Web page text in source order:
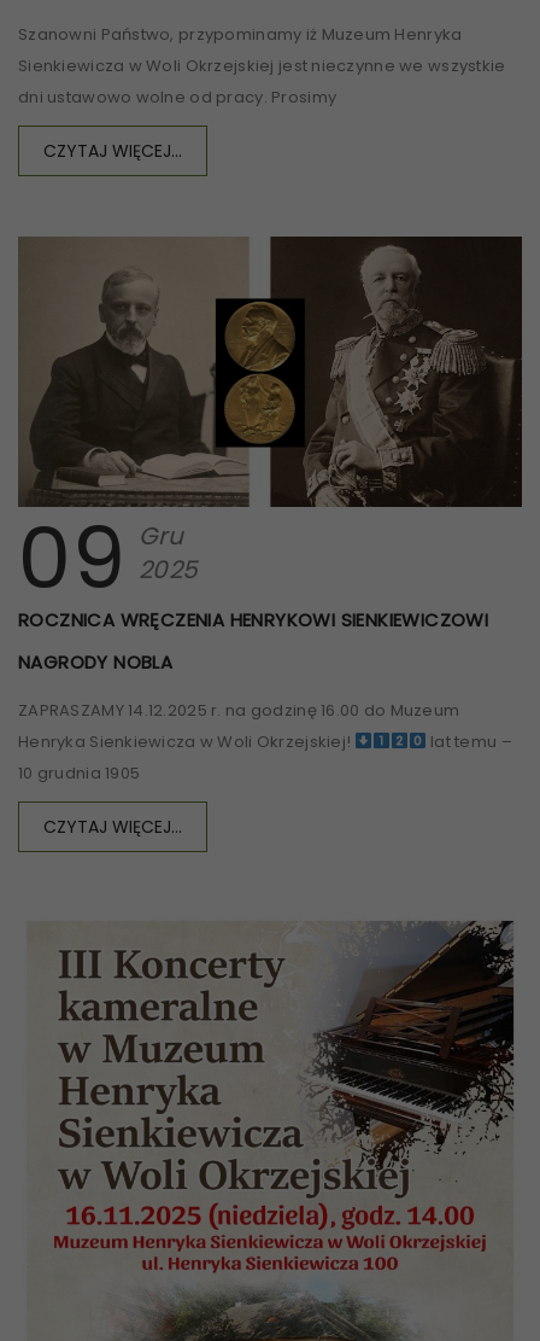
Szanowni Państwo, przypominamy iż Muzeum Henryka
Sienkiewicza w Woli Okrzejskiej jest nieczynne we wszystkie
dni ustawowo wolne od pracy. Prosimy
CZYTAJ WIĘCEJ...
09
Gru
2025
ROCZNICA WRĘCZENIA HENRYKOWI SIENKIEWICZOWI
NAGRODY NOBLA
ZAPRASZAMY 14.12.2025 r. na godzinę 16.00 do Muzeum
Henryka Sienkiewicza w Woli Okrzejskiej!
lat temu –
10 grudnia 1905
CZYTAJ WIĘCEJ...